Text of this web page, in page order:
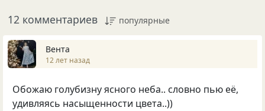
12 комментариев популярные
Вента
12 лет назад
Обожаю голубизну ясного неба.. словно пью её,
удивляясь насыщенности цвета..))